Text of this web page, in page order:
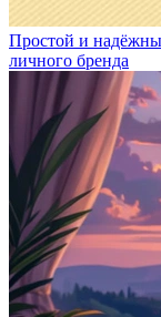
Простой и
личного бренда